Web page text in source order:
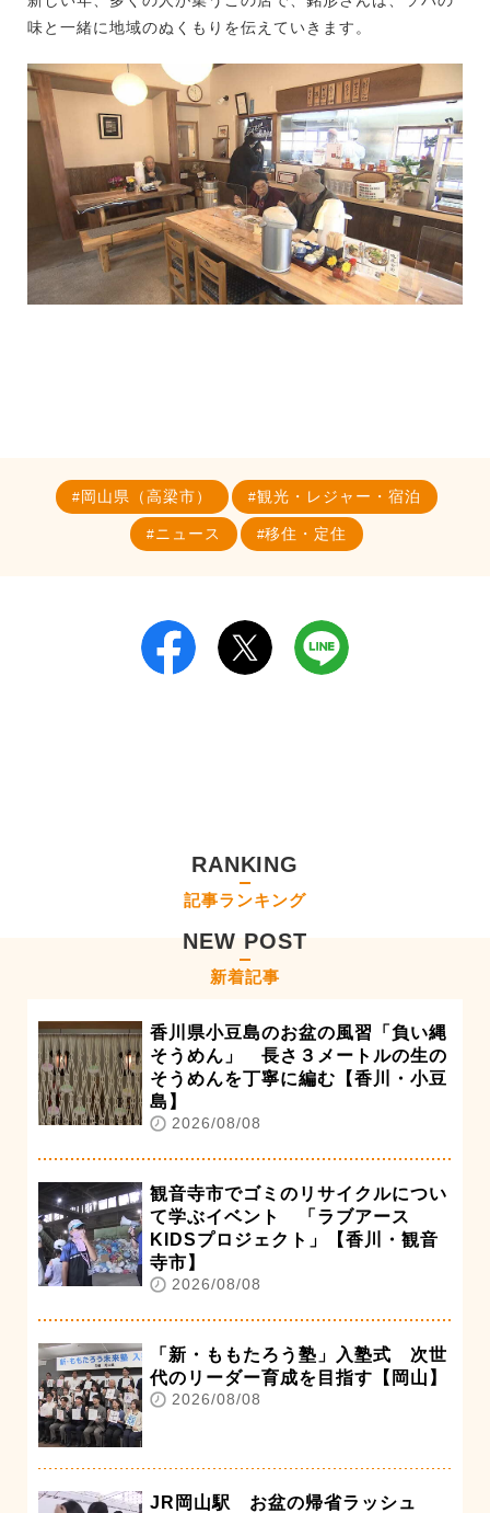
味と一緒に地域のぬくもりを伝えていきます。
岡山県（高梁市） 観光・レジャー・宿泊
ニュース 移住・定住
RANKING
記事ランキング
NEW POST
新着記事
香川県小豆島のお盆の風習「負い縄
そうめん」 長さ３メートルの生の
そうめんを丁寧に編む【香川・小豆
島】
2026/08/08
観音寺市でゴミのリサイクルについ
て学ぶイベント 「ラブアース
KIDSプロジェクト」【香川・観音
寺市】
2026/08/08
「新・ももたろう塾」入塾式 次世
代のリーダー育成を目指す【岡山】
2026/08/08
JR岡山駅 お盆の帰省ラッシュ